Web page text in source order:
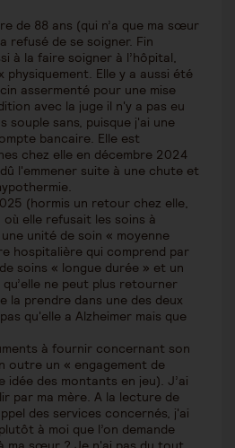
de 88 ans (qui n’a que ma sœur
refusé de se soigner. Fin
à la faire soigner à l’hôpital,
physiquement. Elle y a aussi été
assermenté pour une mise
avec la juge il n'y a pas eu
souple sans, puisque j'ai une
bancaire. Elle est
chez elle en décembre 2024
l'emmener suite à une chute et
(hormis un retour chez elle,
où elle refusait les soins à
unité de soin « moyenne
hospitalière qui comprend par
soins « longue durée » et un
qu’elle ne peut plus retourner
la prendre dans une des deux
qu'elle a Alzheimer mais que
à fournir concernant son
outre un « engagement de
idée des montants en jeu). J’ai
par ma mère. A la lecture de
des services concernés, j'ai
à moi que l’on demande